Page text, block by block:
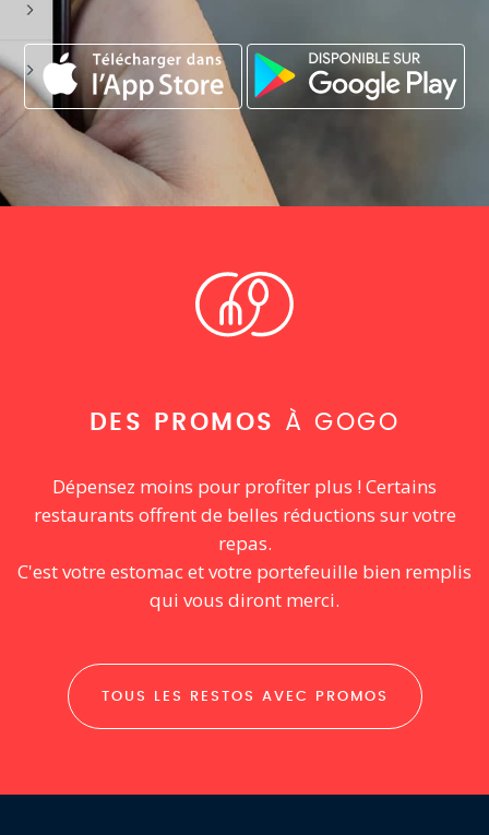
DES PROMOS À GOGO
Dépensez moins pour profiter plus ! Certains
restaurants offrent de belles réductions sur votre
repas.
C'est votre estomac et votre portefeuille bien remplis
qui vous diront merci.
TOUS LES RESTOS AVEC PROMOS